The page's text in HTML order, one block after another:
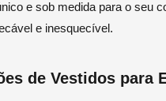
e sob medida para o seu
e inesquecível.
de Vestidos para